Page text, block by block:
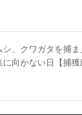
シ、クワガタを捕
向かない日【捕獲